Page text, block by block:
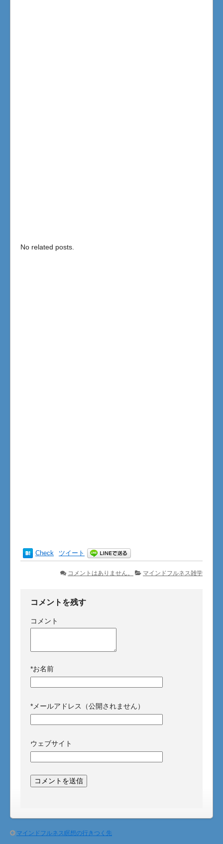
No related posts.
Check ツイート
コメントはありません。 マインドフルネス雑学
コメントを残す
コメント
*お名前
* メールアドレス（公開されません）
ウェブサイト
マインドフルネス瞑想の行きつく先